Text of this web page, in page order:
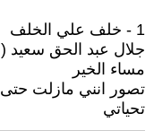
1 - خلف علي الخلف
جلال عبد الحق سعيد ( 2025 / 4 / 21 - 00:56 )
مساء الخير
تصور انني مازلت حتى
تحياتي